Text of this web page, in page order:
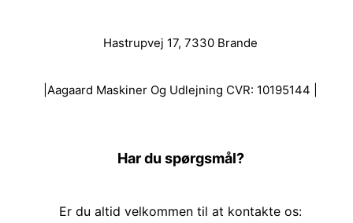
Hastrupvej 17, 7330 Brande
|Aagaard Maskiner Og Udlejning CVR: 10195144 |
Har du spørgsmål?
Er du altid velkommen til at kontakte os: